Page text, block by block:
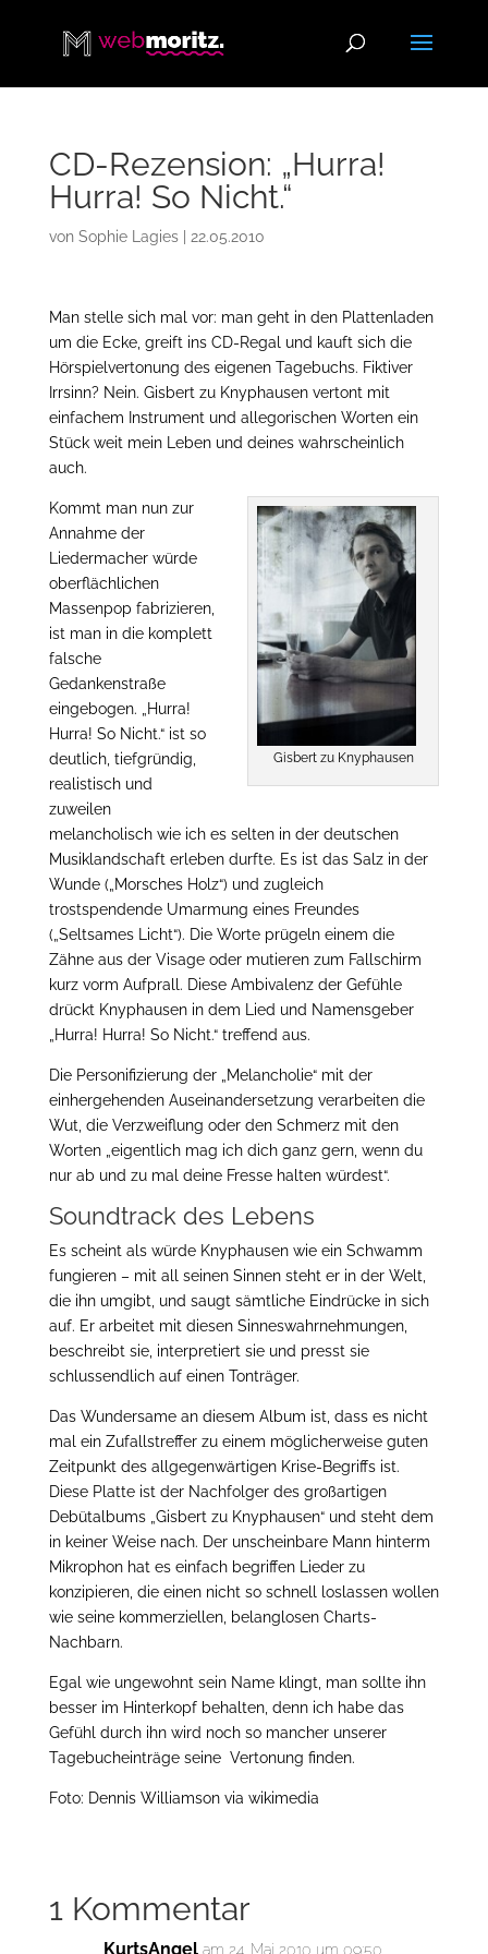
CD-Rezension: „Hurra!
Hurra! So Nicht.“
von Sophie Lagies| 22.05.2010
Man stelle sich mal vor: man geht in den Plattenladen
um die Ecke, greift ins CD-Regal und kauft sich die
Hörspielvertonung des eigenen Tagebuchs. Fiktiver
Irrsinn? Nein. Gisbert zu Knyphausen vertont mit
einfachem Instrument und allegorischen Worten ein
Stück weit mein Leben und deines wahrscheinlich
auch.
Gisbert zu Knyphausen
Kommt man nun zur
Annahme der
Liedermacher würde
oberflächlichen
Massenpop fabrizieren,
ist man in die komplett
falsche
Gedankenstraße
eingebogen. „Hurra!
Hurra! So Nicht.“ ist so
deutlich, tiefgründig,
realistisch und
zuweilen
melancholisch wie ich es selten in der deutschen
Musiklandschaft erleben durfte. Es ist das Salz in der
Wunde („Morsches Holz“) und zugleich
trostspendende Umarmung eines Freundes
(„Seltsames Licht“). Die Worte prügeln einem die
Zähne aus der Visage oder mutieren zum Fallschirm
kurz vorm Aufprall. Diese Ambivalenz der Gefühle
drückt Knyphausen in dem Lied und Namensgeber
„Hurra! Hurra! So Nicht.“ treffend aus.
Die Personifizierung der „Melancholie“ mit der
einhergehenden Auseinandersetzung verarbeiten die
Wut, die Verzweiflung oder den Schmerz mit den
Worten „eigentlich mag ich dich ganz gern, wenn du
nur ab und zu mal deine Fresse halten würdest“.
Soundtrack des Lebens
Es scheint als würde Knyphausen wie ein Schwamm
fungieren – mit all seinen Sinnen steht er in der Welt,
die ihn umgibt, und saugt sämtliche Eindrücke in sich
auf. Er arbeitet mit diesen Sinneswahrnehmungen,
beschreibt sie, interpretiert sie und presst sie
schlussendlich auf einen Tonträger.
Das Wundersame an diesem Album ist, dass es nicht
mal ein Zufallstreffer zu einem möglicherweise guten
Zeitpunkt des allgegenwärtigen Krise-Begriffs ist.
Diese Platte ist der Nachfolger des großartigen
Debütalbums „Gisbert zu Knyphausen“ und steht dem
in keiner Weise nach. Der unscheinbare Mann hinterm
Mikrophon hat es einfach begriffen Lieder zu
konzipieren, die einen nicht so schnell loslassen wollen
wie seine kommerziellen, belanglosen Charts-
Nachbarn.
Egal wie ungewohnt sein Name klingt, man sollte ihn
besser im Hinterkopf behalten, denn ich habe das
Gefühl durch ihn wird noch so mancher unserer
Tagebucheinträge seine Vertonung finden.
Foto: Dennis Williamson via wikimedia
1 Kommentar
KurtsAngel am 24. Mai 2010 um 09:50